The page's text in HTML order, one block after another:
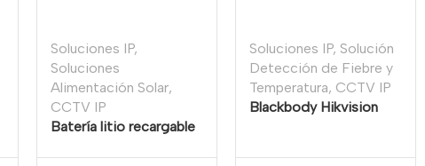
Soluciones IP,
Soluciones
Alimentación Solar,
CCTV IP
Batería litio recargable
Soluciones IP, Solución
Detección de Fiebre y
Temperatura, CCTV IP
Blackbody Hikvision